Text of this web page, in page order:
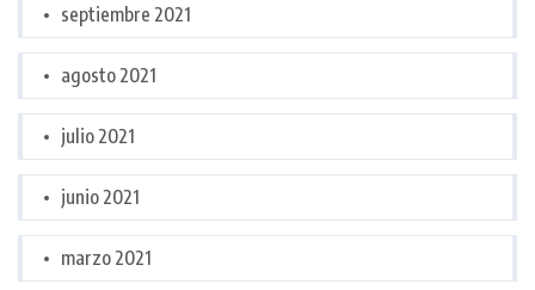
septiembre 2021
agosto 2021
julio 2021
junio 2021
marzo 2021